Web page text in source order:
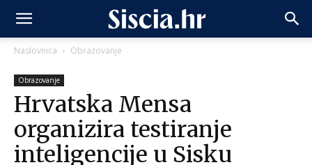
Naslovnica Obrazovanje
Obrazovanje
Hrvatska Mensa
organizira testiranje
inteligencije u Sisku